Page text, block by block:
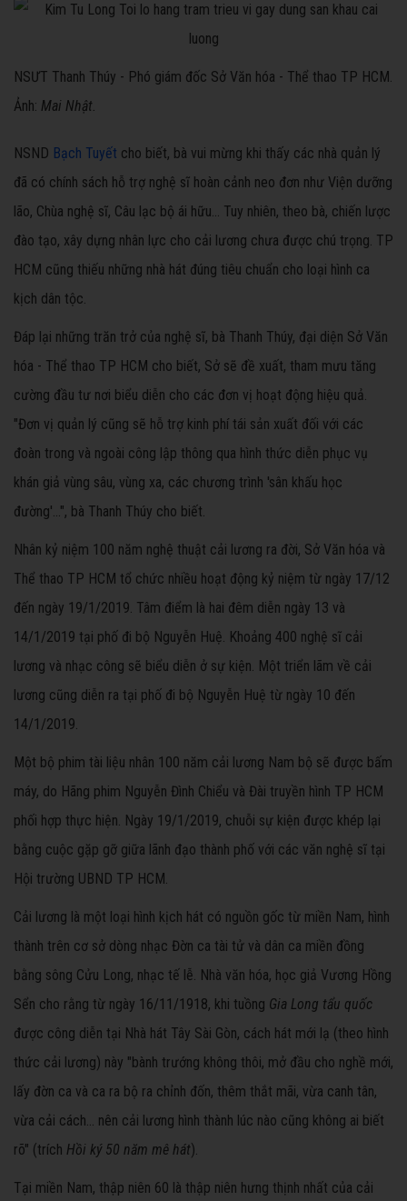
NSƯT Thanh Thúy - Phó giám đốc Sở Văn hóa - Thể thao TP HCM.
Ảnh: Mai Nhật.
NSND Bạch Tuyết cho biết, bà vui mừng khi thấy các nhà quản lý
đã có chính sách hỗ trợ nghệ sĩ hoàn cảnh neo đơn như Viện dưỡng
lão, Chùa nghệ sĩ, Câu lạc bộ ái hữu... Tuy nhiên, theo bà, chiến lược
đào tạo, xây dựng nhân lực cho cải lương chưa được chú trọng. TP
HCM cũng thiếu những nhà hát đúng tiêu chuẩn cho loại hình ca
kịch dân tộc.
Đáp lại những trăn trở của nghệ sĩ, bà Thanh Thúy, đại diện Sở Văn
hóa - Thể thao TP HCM cho biết, Sở sẽ đề xuất, tham mưu tăng
cường đầu tư nơi biểu diễn cho các đơn vị hoạt động hiệu quả.
"Đơn vị quản lý cũng sẽ hỗ trợ kinh phí tái sản xuất đối với các
đoàn trong và ngoài công lập thông qua hình thức diễn phục vụ
khán giả vùng sâu, vùng xa, các chương trình 'sân khấu học
đường'...", bà Thanh Thúy cho biết.
Nhân kỷ niệm 100 năm nghệ thuật cải lương ra đời, Sở Văn hóa và
Thể thao TP HCM tổ chức nhiều hoạt động kỷ niệm từ ngày 17/12
đến ngày 19/1/2019. Tâm điểm là hai đêm diễn ngày 13 và
14/1/2019 tại phố đi bộ Nguyễn Huệ. Khoảng 400 nghệ sĩ cải
lương và nhạc công sẽ biểu diễn ở sự kiện. Một triển lãm về cải
lương cũng diễn ra tại phố đi bộ Nguyễn Huệ từ ngày 10 đến
14/1/2019.
Một bộ phim tài liệu nhân 100 năm cải lương Nam bộ sẽ được bấm
máy, do Hãng phim Nguyễn Đình Chiểu và Đài truyền hình TP HCM
phối hợp thực hiện. Ngày 19/1/2019, chuỗi sự kiện được khép lại
bằng cuộc gặp gỡ giữa lãnh đạo thành phố với các văn nghệ sĩ tại
Hội trường UBND TP HCM.
Cải lương là một loại hình kịch hát có nguồn gốc từ miền Nam, hình
thành trên cơ sở dòng nhạc Đờn ca tài tử và dân ca miền đồng
bằng sông Cửu Long, nhạc tế lễ. Nhà văn hóa, học giả Vương Hồng
Sển cho rằng từ ngày 16/11/1918, khi tuồng Gia Long tẩu quốc
được công diễn tại Nhà hát Tây Sài Gòn, cách hát mới lạ (theo hình
thức cải lương) này "bành trướng không thôi, mở đầu cho nghề mới,
lấy đờn ca và ca ra bộ ra chỉnh đốn, thêm thắt mãi, vừa canh tân,
vừa cải cách... nên cải lương hình thành lúc nào cũng không ai biết
rõ" (trích Hồi ký 50 năm mê hát).
Tại miền Nam, thập niên 60 là thập niên hưng thịnh nhất của cải